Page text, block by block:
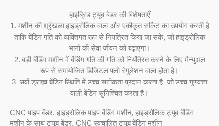
हाइब्रिड ट्यूब बेंडर की विशेषताएँ
1. मशीन की श्रृंखला हाइड्रोलिक वाल्व और एकीकृत सर्किट का उपयोग करती है
ताकि बेंडिंग गति को व्यक्तिगत रूप से नियंत्रित किया जा सके, जो हाइड्रोलिक
भागों की सेवा जीवन को बढ़ाएगा।
2. बड़ी बेंडिंग मशीन में बेंडिंग गति की गति को नियंत्रित करने के लिए मैन्युअल
रूप से समायोजित डिजिटल फ्लो रेगुलेशन वाल्व होता है।
3. सर्वो ड्राइव बेंडिंग स्थिति में उच्च सटीकता प्रदान करता है, जो उच्च गुणवत्ता
वाली बेंडिंग सुनिश्चित करता है।
CNC पाइप बेंडर, हाइड्रोलिक पाइप बेंडिंग मशीन, हाइड्रोलिक ट्यूब बेंडिंग
मशीन के साथ ट्यूब बेंडर, CNC स्वचालित ट्यूब बेंडिंग मशीन